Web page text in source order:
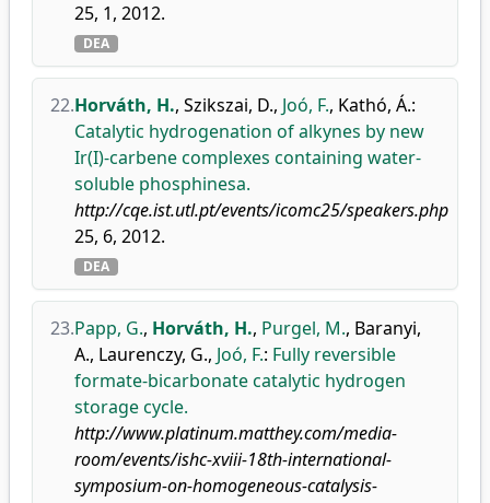
25, 1, 2012.
DEA
22.Horváth, H., Szikszai, D., Joó, F., Kathó, Á.:
Catalytic hydrogenation of alkynes by new
Ir(I)-carbene complexes containing water-
soluble phosphinesa.
http://cqe.ist.utl.pt/events/icomc25/speakers.php
25, 6, 2012.
DEA
23.Papp, G., Horváth, H., Purgel, M., Baranyi,
A., Laurenczy, G., Joó, F.: Fully reversible
formate-bicarbonate catalytic hydrogen
storage cycle.
http://www.platinum.matthey.com/media-
room/events/ishc-xviii-18th-international-
symposium-on-homogeneous-catalysis-